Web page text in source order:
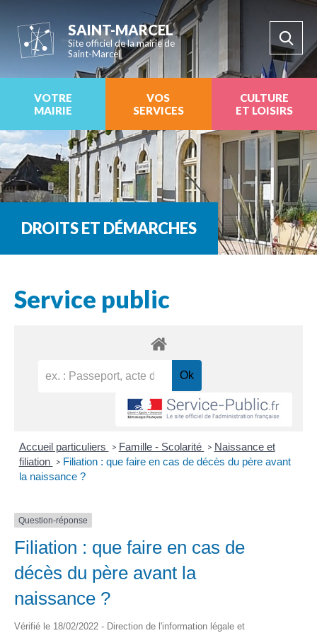
SAINT-MARCEL
Site officiel de la mairie de
Saint-Marcel
VOTRE
MAIRIE
VOS
SERVICES
CULTURE
ET LOISIRS
DROITS ET DÉMARCHES
Service public
Accueil particuliers > Famille - Scolarité > Naissance et
filiation > Filiation : que faire en cas de décès du père avant
la naissance ?
Question-réponse
Filiation : que faire en cas de
décès du père avant la
naissance ?
Vérifié le 18/02/2022 - Direction de l'information légale et